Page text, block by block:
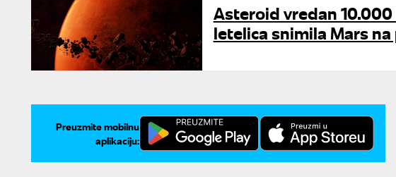
Asteroid vredan
letelica snimila Mars
Preuzmite mobilnu
aplikaciju: